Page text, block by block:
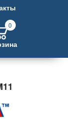
0